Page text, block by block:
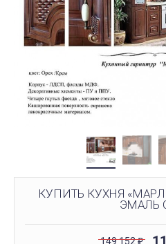
КУПИТЬ КУХНЯ
ЭМАЛЬ
149 152₽